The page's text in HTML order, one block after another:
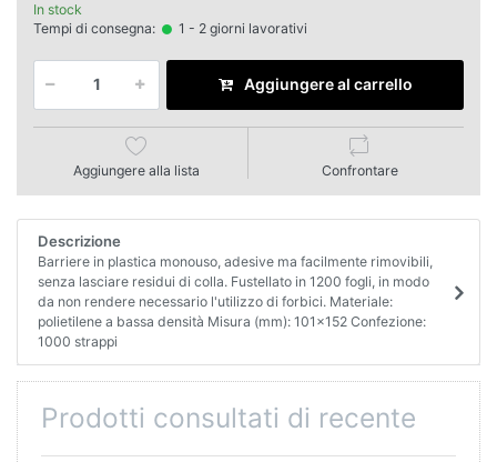
In stock
Tempi di consegna:
1 - 2 giorni lavorativi
Aggiungere al carrello
Aggiungere alla lista Confrontare
Descrizione
Barriere in plastica monouso, adesive ma facilmente rimovibili,
senza lasciare residui di colla. Fustellato in 1200 fogli, in modo
da non rendere necessario l'utilizzo di forbici. Materiale:
polietilene a bassa densità Misura (mm): 101x152 Confezione:
1000 strappi
Prodotti consultati di recente